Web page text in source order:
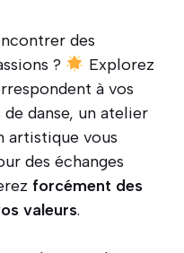
des
?
Explorez
à vos
danse, un atelier
artistique vous
des échanges
forcément des
valeurs.